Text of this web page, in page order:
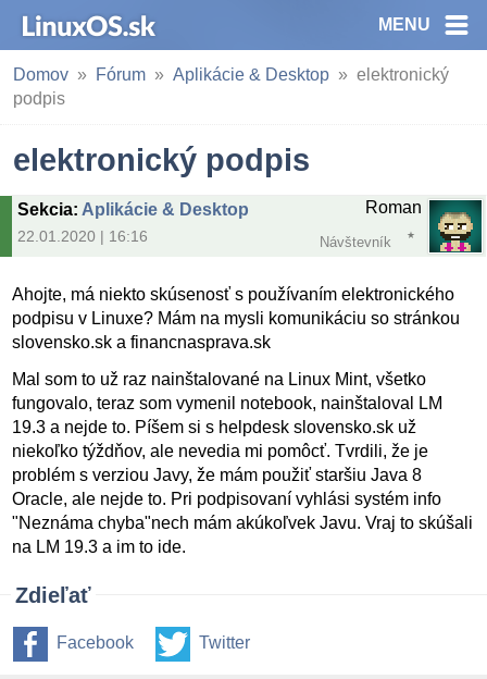
MENU
Domov Fórum Aplikácie & Desktop
elektronický
podpis
elektronický podpis
Sekcia: Aplikácie & Desktop
22.01.2020 | 16:16
Roman
Návštevník
Ahojte, má niekto skúsenosť s používaním elektronického
podpisu v Linuxe? Mám na mysli komunikáciu so stránkou
slovensko.sk a financnasprava.sk
Mal som to už raz nainštalované na Linux Mint, všetko
fungovalo, teraz som vymenil notebook, nainštaloval LM
19.3 a nejde to. Píšem si s helpdesk slovensko.sk už
niekoľko týždňov, ale nevedia mi pomôcť. Tvrdili, že je
problém s verziou Javy, že mám použiť staršiu Java 8
Oracle, ale nejde to. Pri podpisovaní vyhlási systém info
"Neznáma chyba"nech mám akúkoľvek Javu. Vraj to skúšali
na LM 19.3 a im to ide.
Zdieľať
Facebook Twitter